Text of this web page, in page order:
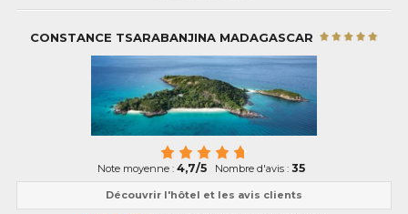
CONSTANCE TSARABANJINA MADAGASCAR
Note moyenne : 4,7/5 Nombre d'avis : 35
Découvrir l'hôtel et les avis clients